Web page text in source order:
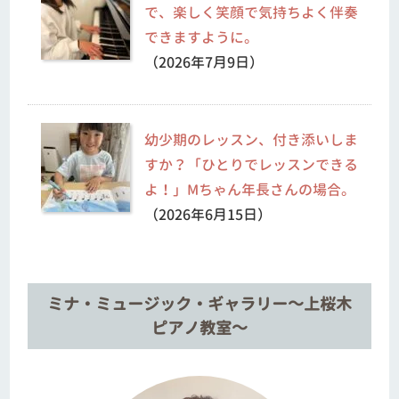
で、楽しく笑顔で気持ちよく伴奏
できますように。
（2026年7月9日）
幼少期のレッスン、付き添いしま
すか？「ひとりでレッスンできる
よ！」Mちゃん年長さんの場合。
（2026年6月15日）
ミナ・ミュージック・ギャラリー～上桜木
ピアノ教室～